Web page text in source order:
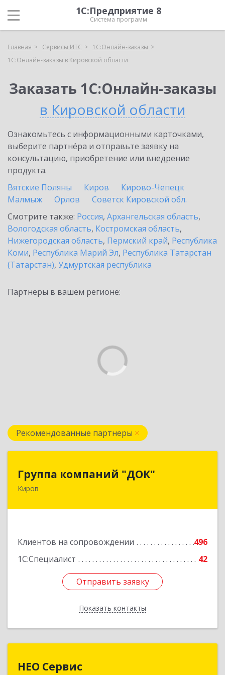
1С:Предприятие 8
Система программ
Главная Сервисы ИТС
1С:Онлайн-заказы
1С:Онлайн-заказы в Кировской области
Заказать 1С:Онлайн-заказы
в Кировской области
Ознакомьтесь с информационными карточками,
выберите партнёра и отправьте заявку на
консультацию, приобретение или внедрение
продукта.
Вятские Поляны
Киров
Кирово-Чепецк
Малмыж
Орлов
Советск Кировской обл.
Смотрите также: Россия, Архангельская область,
Вологодская область, Костромская область,
Нижегородская область, Пермский край, Республика
Коми, Республика Марий Эл, Республика Татарстан
(Татарстан), Удмуртская республика
Партнеры в вашем регионе:
Рекомендованные партнеры
Группа компаний "ДОК"
Киров
Клиентов на сопровождении
496
1С:Специалист
42
Отправить заявку
Показать контакты
Группа компаний "ДОК"
610017, Кировская обл, Киров г, Горького ул,
Отправить заявку
Назад
НЕО Сервис